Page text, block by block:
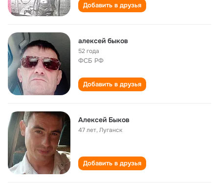
Добавить в друзья
алексей быков
52 года
ФСБ РФ
Добавить в друзья
Алексей Быков
47 лет,Луганск
Добавить в друзья